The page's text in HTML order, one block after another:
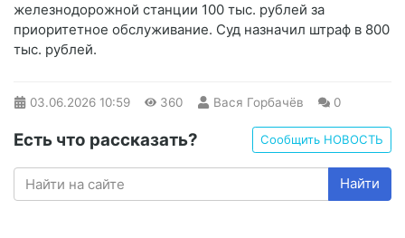
железнодорожной станции 100 тыс. рублей за
приоритетное обслуживание. Суд назначил штраф в 800
тыс. рублей.
03.06.2026 10:59 360 Вася Горбачёв 0
Есть что рассказать? Сообщить НОВОСТЬ
Найти